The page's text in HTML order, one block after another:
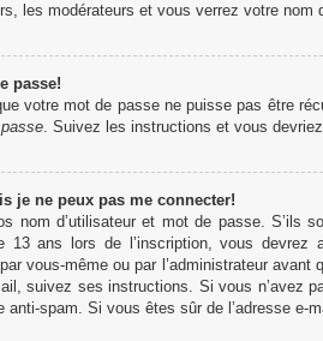
les modérateurs et vous verrez votre
passe!
votre mot de passe ne puisse pas être
. Suivez les instructions et vous
je ne peux pas me connecter!
nom d’utilisateur et mot de passe.
13 ans lors de l’inscription, vous
vous-même ou par l’administrateur
suivez ses instructions. Si vous n’avez
anti-spam. Si vous êtes sûr de l’adresse e-